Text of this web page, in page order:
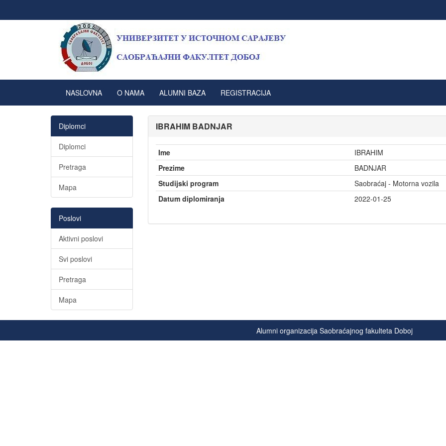
NASLOVNA O NAMA ALUMNI BAZA REGISTRACIJA
Diplomci
Diplomci
Pretraga
Mapa
Poslovi
Aktivni poslovi
Svi poslovi
Pretraga
Mapa
IBRAHIM BADNJAR
Ime
IBRAHIM
Prezime
BADNJAR
Studijski program
Saobraćaj - Motorna vozila
Datum diplomiranja
2022-01-25
Alumni organizacija Saobraćajnog fakulteta Doboj